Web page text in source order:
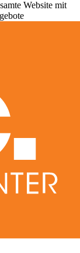
Website mit